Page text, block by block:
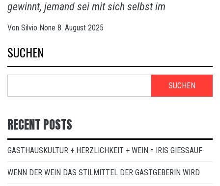
gewinnt, jemand sei mit sich selbst im
Von Silvio None 8. August 2025
SUCHEN
SUCHEN
RECENT POSTS
GASTHAUSKULTUR + HERZLICHKEIT + WEIN = IRIS GIESSAUF
WENN DER WEIN DAS STILMITTEL DER GASTGEBERIN WIRD